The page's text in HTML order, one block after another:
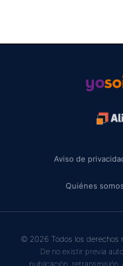
Aviso de
Quiénes
© 2026 Todos los derechos
De no existir previa
publicación,